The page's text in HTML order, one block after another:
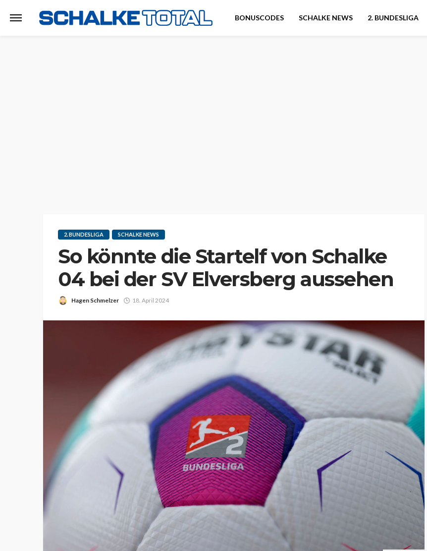
BONUSCODES SCHALKE NEWS 2. BUNDESLIGA
2. BUNDESLIGA SCHALKE NEWS
So könnte die Startelf von Schalke
04 bei der SV Elversberg aussehen
Hagen Schmelzer 18. April 2024